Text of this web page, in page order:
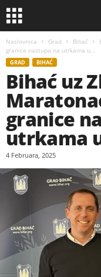
Naslovnica Grad Bihać
granice nastupa na utrkama u...
GRAD BIHAĆ
Bihać uz
granice
utrkama
4 Februara, 2025